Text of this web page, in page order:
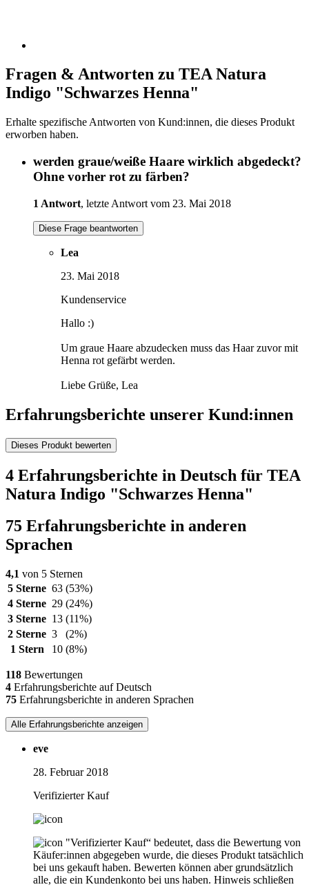
Fragen & Antworten zu TEA Natura
Indigo "Schwarzes Henna"
Erhalte spezifische Antworten von Kund:innen, die dieses Produkt
erworben haben.
werden graue/weiße Haare wirklich abgedeckt?
Ohne vorher rot zu färben?
1 Antwort, letzte Antwort vom 23. Mai 2018
Diese Frage beantworten
Lea
23. Mai 2018
Kundenservice
Hallo :)
Um graue Haare abzudecken muss das Haar zuvor mit
Henna rot gefärbt werden.
Liebe Grüße, Lea
Erfahrungsberichte unserer Kund:innen
Dieses Produkt bewerten
4 Erfahrungsberichte in Deutsch für TEA
Natura Indigo "Schwarzes Henna"
75 Erfahrungsberichte in anderen
Sprachen
4,1 von 5 Sternen
5 Sterne 63 (53%)
4 Sterne 29 (24%)
3 Sterne 13 (11%)
2 Sterne 3
(2%)
1 Stern
10 (8%)
118 Bewertungen
4 Erfahrungsberichte auf Deutsch
75 Erfahrungsberichte in anderen Sprachen
Alle Erfahrungsberichte anzeigen
eve
28. Februar 2018
Verifizierter Kauf
"Verifizierter Kauf“ bedeutet, dass die Bewertung von
Käufer:innen abgegeben wurde, die dieses Produkt tatsächlich
bei uns gekauft haben. Bewerten können aber grundsätzlich
alle, die ein Kundenkonto bei uns haben. Hinweis schließen